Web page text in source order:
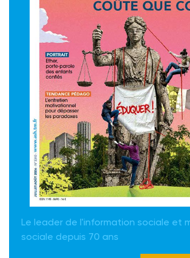
Le leader de l'information sociale et
sociale depuis 70 ans